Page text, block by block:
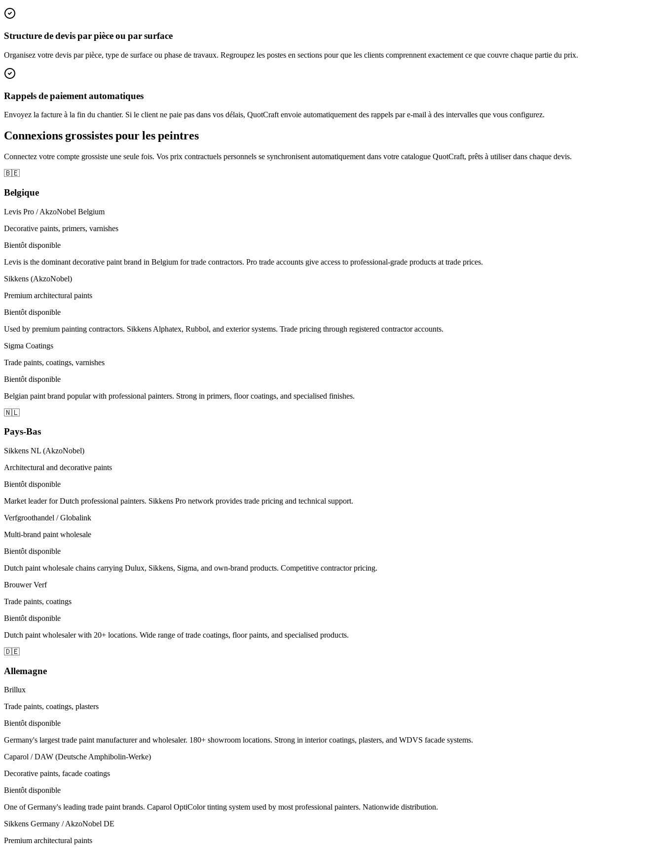
Structure de devis par pièce ou par surface
Organisez votre devis par pièce, type de surface ou phase de travaux. Regroupez les postes en sections pour que les clients comprennent exactement ce que couvre chaque partie du prix.
Rappels de paiement automatiques
Envoyez la facture à la fin du chantier. Si le client ne paie pas dans vos délais, QuotCraft envoie automatiquement des rappels par e-mail à des intervalles que vous configurez.
Connexions grossistes pour les peintres
Connectez votre compte grossiste une seule fois. Vos prix contractuels personnels se synchronisent automatiquement dans votre catalogue QuotCraft, prêts à utiliser dans chaque devis.
🇧🇪
Belgique
Levis Pro / AkzoNobel Belgium
Decorative paints, primers, varnishes
Bientôt disponible
Levis is the dominant decorative paint brand in Belgium for trade contractors. Pro trade accounts give access to professional-grade products at trade prices.
Sikkens (AkzoNobel)
Premium architectural paints
Bientôt disponible
Used by premium painting contractors. Sikkens Alphatex, Rubbol, and exterior systems. Trade pricing through registered contractor accounts.
Sigma Coatings
Trade paints, coatings, varnishes
Bientôt disponible
Belgian paint brand popular with professional painters. Strong in primers, floor coatings, and specialised finishes.
🇳🇱
Pays-Bas
Sikkens NL (AkzoNobel)
Architectural and decorative paints
Bientôt disponible
Market leader for Dutch professional painters. Sikkens Pro network provides trade pricing and technical support.
Verfgroothandel / Globalink
Multi-brand paint wholesale
Bientôt disponible
Dutch paint wholesale chains carrying Dulux, Sikkens, Sigma, and own-brand products. Competitive contractor pricing.
Brouwer Verf
Trade paints, coatings
Bientôt disponible
Dutch paint wholesaler with 20+ locations. Wide range of trade coatings, floor paints, and specialised products.
🇩🇪
Allemagne
Brillux
Trade paints, coatings, plasters
Bientôt disponible
Germany's largest trade paint manufacturer and wholesaler. 180+ showroom locations. Strong in interior coatings, plasters, and WDVS facade systems.
Caparol / DAW (Deutsche Amphibolin-Werke)
Decorative paints, facade coatings
Bientôt disponible
One of Germany's leading trade paint brands. Caparol OptiColor tinting system used by most professional painters. Nationwide distribution.
Sikkens Germany / AkzoNobel DE
Premium architectural paints